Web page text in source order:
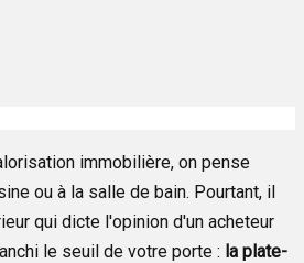
immobilière, on pense
ou à la salle de bain. Pourtant, il
qui dicte l'opinion d'un acheteur
le seuil de votre porte : la plate-